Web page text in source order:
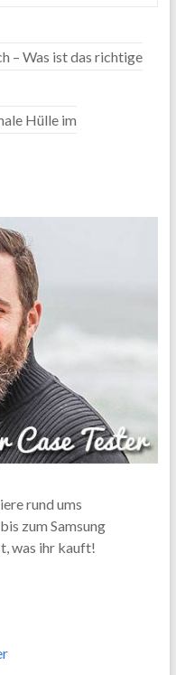
– Was ist das richtige
Hülle im
rund ums
zum Samsung
was ihr kauft!